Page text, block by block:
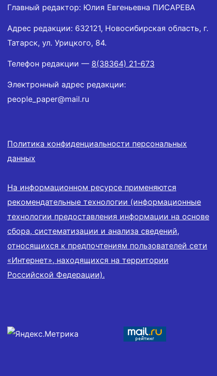
Главный редактор: Юлия Евгеньевна ПИСАРЕВА
Адрес редакции: 632121, Новосибирская область, г.
Татарск, ул. Урицкого, 84.
Телефон редакции — 8(38364) 21-673
Электронный адрес редакции:
people_paper@mail.ru
Политика конфиденциальности персональных
данных
На информационном ресурсе применяются
рекомендательные технологии (информационные
технологии предоставления информации на основе
сбора, систематизации и анализа сведений,
относящихся к предпочтениям пользователей сети
«Интернет», находящихся на территории
Российской Федерации).